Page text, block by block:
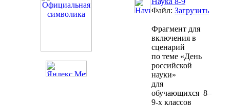
Файл: Загрузить
Фрагмент для
включения в
сценарий
по теме «День
российской
науки»
для
обучающихся 8–
9-х классов